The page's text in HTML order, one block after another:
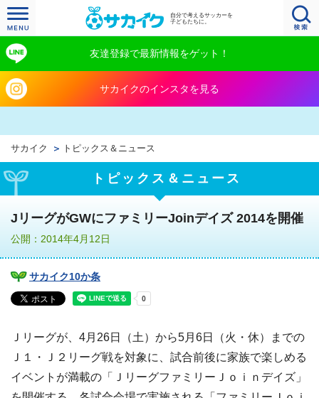
自分で考えるサッカーを
子どもたちに。
友達登録で最新情報をゲット！
サカイクのインスタを見る
サカイク トピックス＆ニュース
トピックス＆ニュース
JリーグがGWにファミリーJoinデイズ 2014を開催
公開：2014年4月12日
サカイク10か条
Ｊリーグが、4月26日（土）から5月6日（火・休）までの
Ｊ１・Ｊ２リーグ戦を対象に、試合前後に家族で楽しめる
イベントが満載の「ＪリーグファミリーＪｏｉｎデイズ」